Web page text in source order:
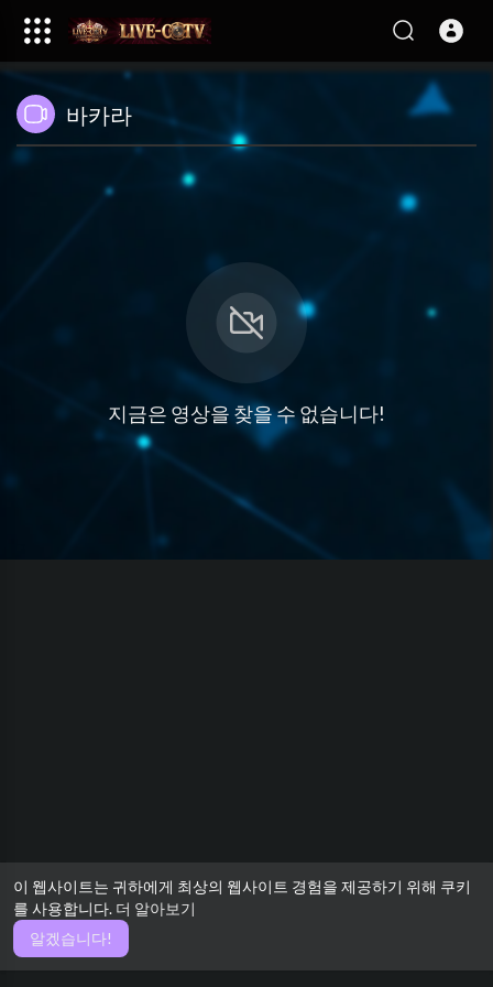
이 웹사이트는 귀하에게 최상의 웹사이트 경험을 제공하기 위해 쿠키
를 사용합니다. 더 알아보기
알겠습니다!
바카라
지금은 영상을 찾을 수 없습니다!